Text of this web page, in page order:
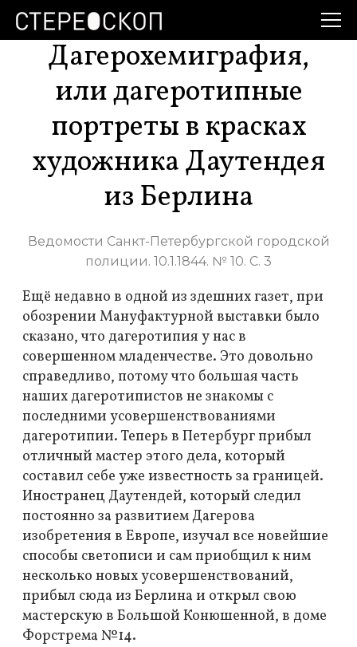
Дагерохемиграфия,
или дагеротипные
портреты в красках
художника Даутендея
из Берлина
Ведомости Санкт-Петербургской городской
полиции. 10.1.1844. № 10. С. 3
Ещё недавно в одной из здешних газет, при
обозрении Мануфактурной выставки было
сказано, что дагеротипия у нас в
совершенном младенчестве. Это довольно
справедливо, потому что большая часть
наших дагеротипистов не знакомы с
последними усовершенствованиями
дагеротипии. Теперь в Петербург прибыл
отличный мастер этого дела, который
составил себе уже известность за границей.
Иностранец Даутендей, который следил
постоянно за развитием Дагерова
изобретения в Европе, изучал все новейшие
способы светописи и сам приобщил к ним
несколько новых усовершенствований,
прибыл сюда из Берлина и открыл свою
мастерскую в Большой Конюшенной, в доме
Форстрема №14.